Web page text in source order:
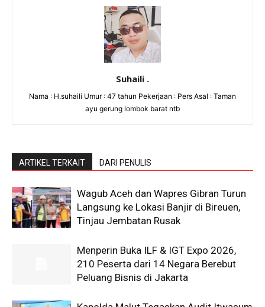
Suhaili .
Nama : H.suhaili Umur : 47 tahun Pekerjaan : Pers Asal : Taman
ayu gerung lombok barat ntb
ARTIKEL TERKAIT DARI PENULIS
Wagub Aceh dan Wapres Gibran Turun
Langsung ke Lokasi Banjir di Bireuen,
Tinjau Jembatan Rusak
Menperin Buka ILF & IGT Expo 2026,
210 Peserta dari 14 Negara Berebut
Peluang Bisnis di Jakarta